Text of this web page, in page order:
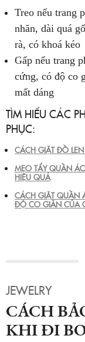
Treo nếu trang
nhăn, dài quá
rà, có khoá kéo
Gấp nếu trang
cứng, có độ co
mất dáng
TÌM HIỂU CÁC
PHỤC:
CÁCH GIẶT ĐỒ
MẸO TẨY QUẦN
HIỆU QUẢ
CÁCH GIẶT QUẦN
ĐỘ CO GIÃN CỦA
JEWELRY
CÁCH
KHI ĐI